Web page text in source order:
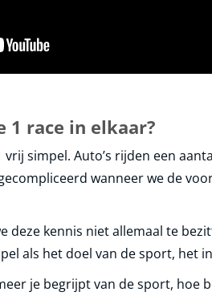
1 race in elkaar?
simpel. Auto’s rijden een
wanneer we de
deze kennis niet allemaal te
als het doel van de sport, het
je begrijpt van de sport, hoe